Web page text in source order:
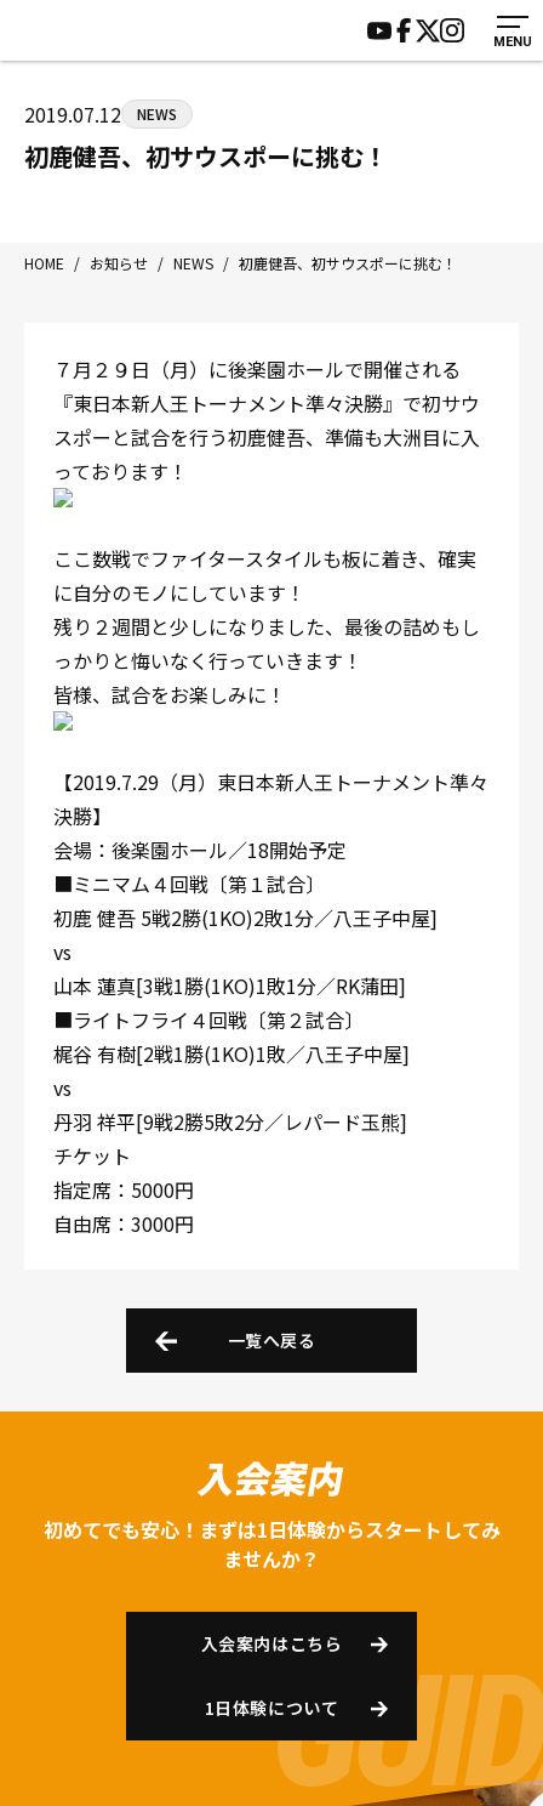
MENU
八王子中屋ボクシングジム
〒192-0072 東京都八王子市南町3-8 第2原嶋ビル1F
Tel/Fax：042-622-7222
営業時間：月〜土 14:00〜22:00 / 日・祝 14:00〜19:00
HOME
ジムについて
トレーニング
入会案内
施設紹介
会員様の声
サポーター募集
2019.07.12 NEWS
初鹿健吾、初サウスポーに挑む！
HOME / お知らせ / NEWS / 初鹿健吾、初サウスポーに挑む！
７月２９日（月）に後楽園ホールで開催される
『東日本新人王トーナメント準々決勝』で初サウ
スポーと試合を行う初鹿健吾、準備も大洲目に入
っております！
ここ数戦でファイタースタイルも板に着き、確実
に自分のモノにしています！
残り２週間と少しになりました、最後の詰めもし
っかりと悔いなく行っていきます！
皆様、試合をお楽しみに！
【2019.7.29（月）東日本新人王トーナメント準々
決勝】
会場：後楽園ホール／18開始予定
■ミニマム４回戦〔第１試合〕
初鹿 健吾 5戦2勝(1KO)2敗1分／八王子中屋]
vs
山本 蓮真[3戦1勝(1KO)1敗1分／RK蒲田]
■ライトフライ４回戦〔第２試合〕
梶谷 有樹[2戦1勝(1KO)1敗／八王子中屋]
vs
丹羽 祥平[9戦2勝5敗2分／レパード玉熊]
チケット
指定席：5000円
自由席：3000円
一覧へ戻る
入会案内
初めてでも安心！まずは1日体験からスタートしてみ
ませんか？
入会案内はこちら
1日体験について